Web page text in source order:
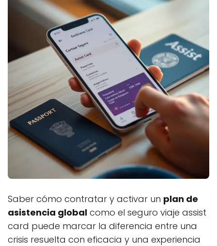
Saber cómo contratar y activar un plan de
asistencia global como el seguro viaje assist
card puede marcar la diferencia entre una
crisis resuelta con eficacia y una experiencia